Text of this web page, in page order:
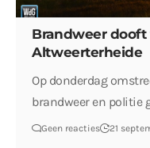
Brandweer
Altweerterheide
Op donderdag
brandweer en politie
Geen reacties 21